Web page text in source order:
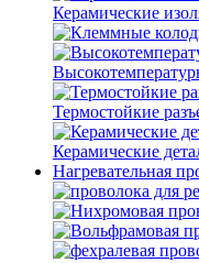
Керамические
Термостойкие
Керамические
Нагревательная